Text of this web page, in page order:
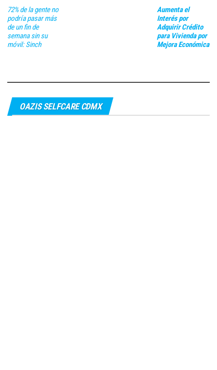
72% de la gente no
podría pasar más
de un fin de
semana sin su
móvil: Sinch
Aumenta el
Interés por
Adquirir Crédito
para Vivienda por
Mejora Económica
OAZIS SELFCARE CDMX